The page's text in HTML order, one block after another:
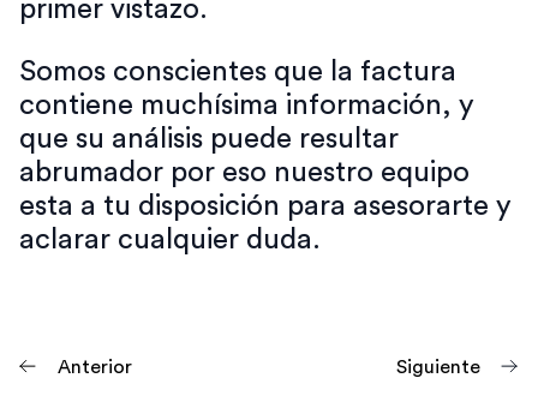
primer vistazo.
Somos conscientes que la factura
contiene muchísima información, y
que su análisis puede resultar
abrumador por eso nuestro equipo
esta a tu disposición para asesorarte y
aclarar cualquier duda.
Anterior Siguiente